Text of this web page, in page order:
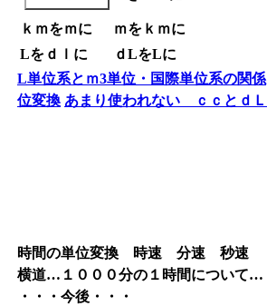
ｋｍをｍに
ｍをｋｍに
Lをｄｌに
ｄLをLに
L単位系とｍ3単位・国際単位系の関係
位変換 あまり使われない ｃｃとｄＬ
時間の単位変換 時速 分速 秒速
横道…１０００分の１時間について…
・・・今後・・・